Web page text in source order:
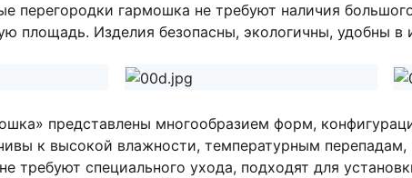
перегородки гармошка не требуют наличия
площадь. Изделия безопасны, экологичны, удобны в
представлены многообразием форм,
к высокой влажности, температурным
требуют специального ухода, подходят для